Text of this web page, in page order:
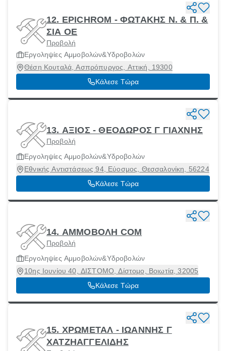
12. EPICHROM - ΦΩΤΑΚΗΣ Ν. & Π. &
ΣΙΑ ΟΕ
Προβολή
Εργοληψίες Αμμοβολών&Υδροβολών
Θέση Κουταλά, Ασπρόπυργος, Αττική, 19300
Κάλεσε Τώρα
13. ΑΞΙΟΣ - ΘΕΟΔΩΡΟΣ Γ ΓΙΑΧΝΗΣ
Προβολή
Εργοληψίες Αμμοβολών&Υδροβολών
Εθνικής Αντιστάσεως 94, Εύοσμος, Θεσσαλονίκη, 56224
Κάλεσε Τώρα
14. ΑΜΜΟΒΟΛΗ COM
Προβολή
Εργοληψίες Αμμοβολών&Υδροβολών
10ης Ιουνίου 40, ΔΙΣΤΟΜΟ, Δίστομο, Βοιωτία, 32005
Κάλεσε Τώρα
15. ΧΡΩΜΕΤΑΛ - ΙΩΑΝΝΗΣ Γ
ΧΑΤΖΗΑΓΓΕΛΙΔΗΣ